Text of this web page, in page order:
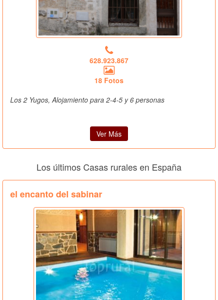
628.923.867
18 Fotos
Los 2 Yugos, Alojamiento para 2-4-5 y 6 personas
Ver Más
Los últimos Casas rurales en España
el encanto del sabinar